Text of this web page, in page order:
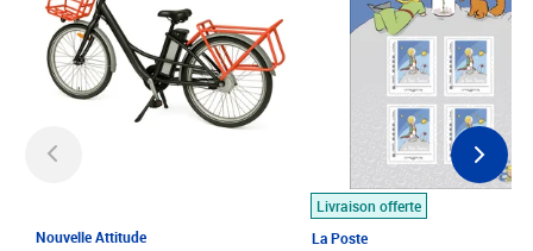
Nouvelle Attitude
Livraison offerte
La Poste